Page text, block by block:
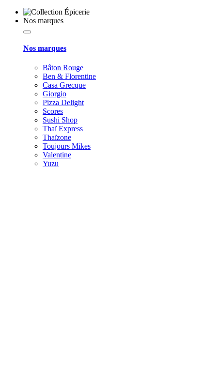
Nos marques
Nos marques
Bâton Rouge
Ben & Florentine
Casa Grecque
Giorgio
Pizza Delight
Scores
Sushi Shop
Thaï Express
Thaïzone
Toujours Mikes
Valentine
Yuzu